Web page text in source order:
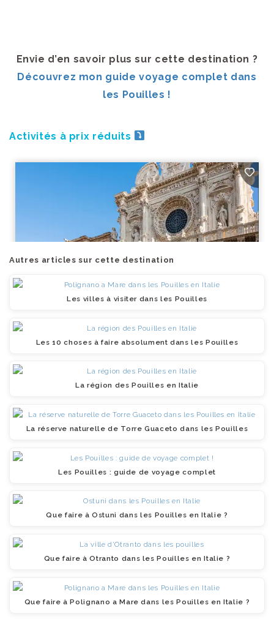
Envie d’en savoir plus sur cette destination ?
Découvrez mon guide voyage complet dans
les Pouilles !
Activités à prix réduits
Autres articles sur cette destination
Les villes à visiter dans les Pouilles
Les 10 choses à faire absolument dans les Pouilles
La région des Pouilles en Italie
La réserve naturelle de Torre Guaceto dans les Pouilles
Les Pouilles : guide de voyage complet
Que faire à Ostuni dans les Pouilles en Italie ?
Que faire à Otranto dans les Pouilles en Italie ?
Que faire à Polignano a Mare dans les Pouilles en Italie ?